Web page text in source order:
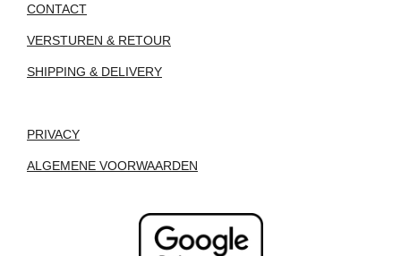
CONTACT
VERSTUREN & RETOUR
SHIPPING & DELIVERY
PRIVACY
ALGEMENE VOORWAARDEN